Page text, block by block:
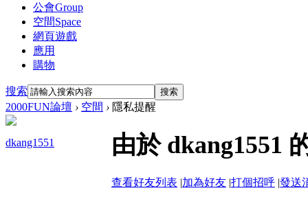
公會Group
空間Space
網頁遊戲
應用
購物
搜索 搜索
2000FUN論壇 › 空間 › 隱私提醒
dkang1551 由於 dkang1551
查看好友列表 |加為好友 |打個招呼 |發送